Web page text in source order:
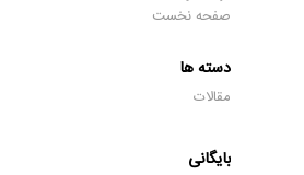
صفحه نخست
دسته ها
مقالات
بایگانی